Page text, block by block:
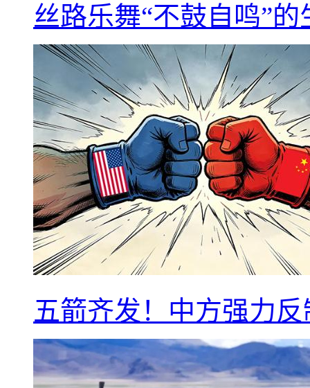
丝路乐舞“不鼓自鸣”
五箭齐发！中方强力